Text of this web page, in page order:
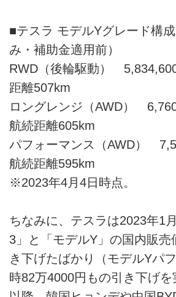
■テスラ モデルYグレード構
み・補助金適用前）
RWD（後輪駆動）
距離507km
ロングレンジ（AWD）
航続距離605km
パフォーマンス（AWD）
航続距離595km
※2023年4月4日時点。
ちなみに、テスラは2023年1
3」と「モデルY」の国内販売
き下げたばかり（モデルYパ
時82万4000円もの引き下げ